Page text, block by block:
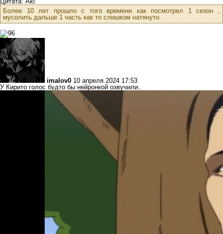
Более 10 лет прошло с того времени как посмотрел 1 сезон ,
мусолить дальше 1 часть как то слишком натянуто
imalov0 10 апреля 2024 17:53
У Кирито голос будто бы нейронкой озвучили..